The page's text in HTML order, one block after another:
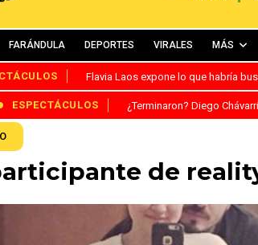
FARÁNDULA DEPORTES VIRALES MÁS
Flavia Laos expone lo que habría
ESPECTÁCULOS ¿Terminaron? Diego
de